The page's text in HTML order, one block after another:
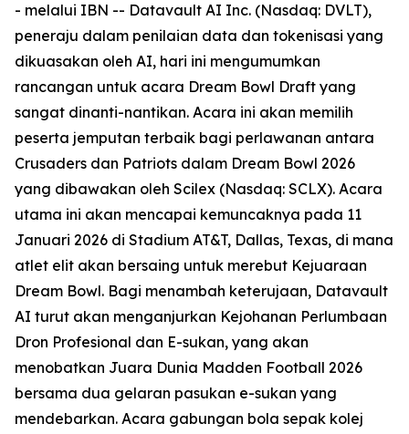
- melalui IBN -- Datavault AI Inc. (Nasdaq: DVLT),
peneraju dalam penilaian data dan tokenisasi yang
dikuasakan oleh AI, hari ini mengumumkan
rancangan untuk acara Dream Bowl Draft yang
sangat dinanti-nantikan. Acara ini akan memilih
peserta jemputan terbaik bagi perlawanan antara
Crusaders dan Patriots dalam Dream Bowl 2026
yang dibawakan oleh Scilex (Nasdaq: SCLX). Acara
utama ini akan mencapai kemuncaknya pada 11
Januari 2026 di Stadium AT&T, Dallas, Texas, di mana
atlet elit akan bersaing untuk merebut Kejuaraan
Dream Bowl. Bagi menambah keterujaan, Datavault
AI turut akan menganjurkan Kejohanan Perlumbaan
Dron Profesional dan E-sukan, yang akan
menobatkan Juara Dunia Madden Football 2026
bersama dua gelaran pasukan e-sukan yang
mendebarkan. Acara gabungan bola sepak kolej